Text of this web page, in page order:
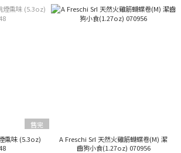
售完
熏味 (5.3oz)
A Freschi SrI 天然火雞筋蝴蝶卷(M) 潔
齒狗小食(1.27oz) 070956